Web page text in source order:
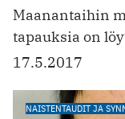
Maanantaihin
tapauksia on
17.5.2017
NAISTENTAUDIT JA